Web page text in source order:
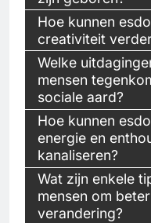
Hoe kunnen
creativiteit
Welke
mensen
sociale aard?
Hoe kunnen
energie en
kanaliseren?
Wat zijn enkele
mensen om
verandering?